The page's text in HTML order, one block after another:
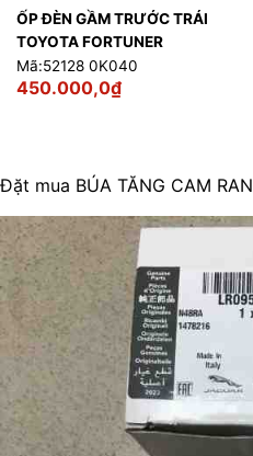
ỐP ĐÈN GẦM TRƯỚC TRÁI
TOYOTA FORTUNER
Mã:52128 0K040
450.000,0₫
Đặt mua BÚA TĂNG CAM